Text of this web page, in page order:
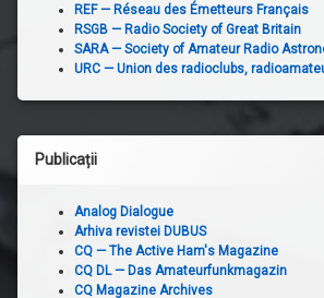
REF — Réseau des Émetteurs Français
RSGB — Radio Society of Great Britain
SARA — Society of Amateur Radio
URC — Union des radioclubs,
Publicații
Analog Dialogue
Arhiva revistei DUBUS
CQ — The Active Ham's Magazine
CQ DL — Das Amateurfunkmagazin
CQ Magazine Archives